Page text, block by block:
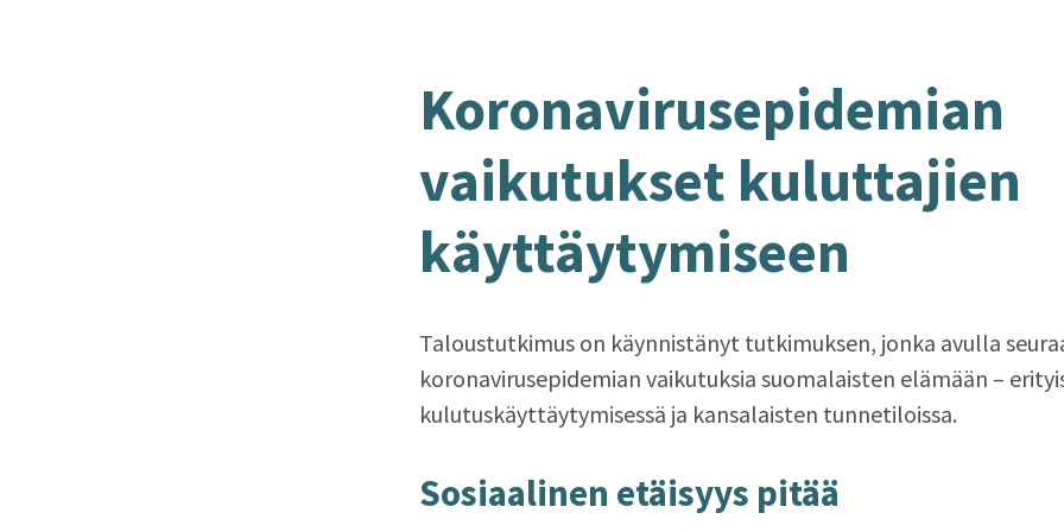
Ko­ro­na­vi­ruse­pi­de­mian
vai­ku­tuk­set ku­lut­ta­jien
käyt­täy­ty­mi­seen
Taloustutkimus on käynnistänyt tutkimuksen, jonka avulla
koronavirusepidemian vaikutuksia suomalaisten elämään –
kulutuskäyttäytymisessä ja kansalaisten tunnetiloissa.
So­si­aa­li­nen etäi­syys pitää